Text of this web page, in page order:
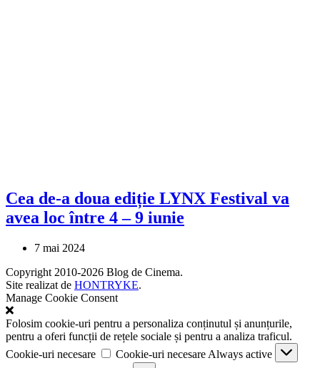
Cea de-a doua ediție LYNX Festival va
avea loc între 4 – 9 iunie
7 mai 2024
Copyright 2010-2026 Blog de Cinema.
Site realizat de HONTRYKE.
Manage Cookie Consent
Folosim cookie-uri pentru a personaliza conținutul și anunțurile,
pentru a oferi funcții de rețele sociale și pentru a analiza traficul.
Cookie-uri necesare
Cookie-uri necesare Always active